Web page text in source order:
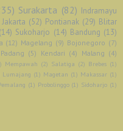
Surakarta (82) Indramayu
Jakarta (52) Pontianak (29) Blitar
(14) Sukoharjo (14) Bandung (13)
(12) Magelang (9) Bojonegoro (7)
Padang (5) Kendari (4) Malang (4)
Mempawah (2) Salatiga (2) Brebes (1)
Lumajang (1) Magetan (1) Makassar (1)
(1) Probolinggo (1) Sidoharjo (1)